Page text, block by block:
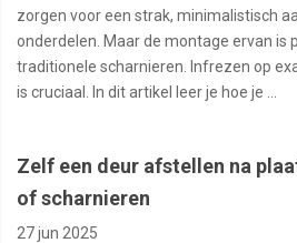
zorgen voor een strak, minimalistisch
onderdelen. Maar de montage ervan is
traditionele scharnieren. Infrezen op
is cruciaal. In dit artikel leer je hoe je ...
Zelf een deur afstellen na
of scharnieren
27 jun 2025